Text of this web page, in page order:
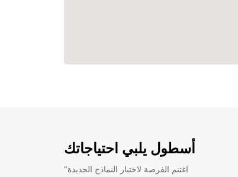
أسطول يلبي احتياجاتك
"اغتنم الفرصة لاختبار النماذج الجديدة